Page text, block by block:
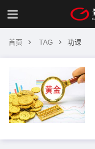
首页 TAG 功课